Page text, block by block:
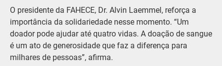
O presidente da FAHECE, Dr. Alvin Laemmel, reforça a
importância da solidariedade nesse momento. “Um
doador pode ajudar até quatro vidas. A doação de sangue
é um ato de generosidade que faz a diferença para
milhares de pessoas”, afirma.